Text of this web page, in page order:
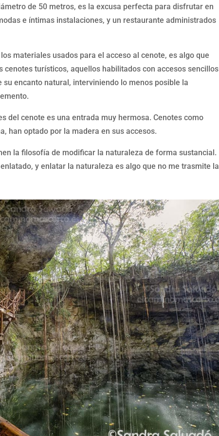
de 50 metros, es la excusa perfecta para disfrutar en
e íntimas instalaciones, y un restaurante administrados
materiales usados para el acceso al cenote, es algo que
cenotes turísticos, aquellos habilitados con accesos sencillos
encanto natural, interviniendo lo menos posible la
del cenote es una entrada muy hermosa. Cenotes como
han optado por la madera en sus accesos.
la filosofía de modificar la naturaleza de forma sustancial.
y enlatar la naturaleza es algo que no me trasmite la